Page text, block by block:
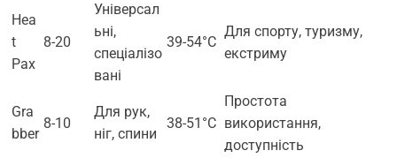
Hea
t
Pax
8-20
Універсал
ьні,
спеціалізо
вані
39-54°C
Для спорту, туризму,
екстриму
Gra
bber
8-10
Для рук,
ніг, спини
38-51°C
Простота
використання,
доступність